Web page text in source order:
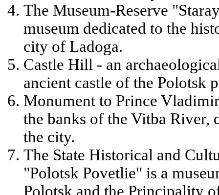
The Museum-Reserve
museum dedicated to the
city of Ladoga.
Castle Hill - an
ancient castle of the Polotsk
Monument to Prince
the banks of the Vitba River,
the city.
The State Historical and
"Polotsk Povetlie" is a
Polotsk and the Principality